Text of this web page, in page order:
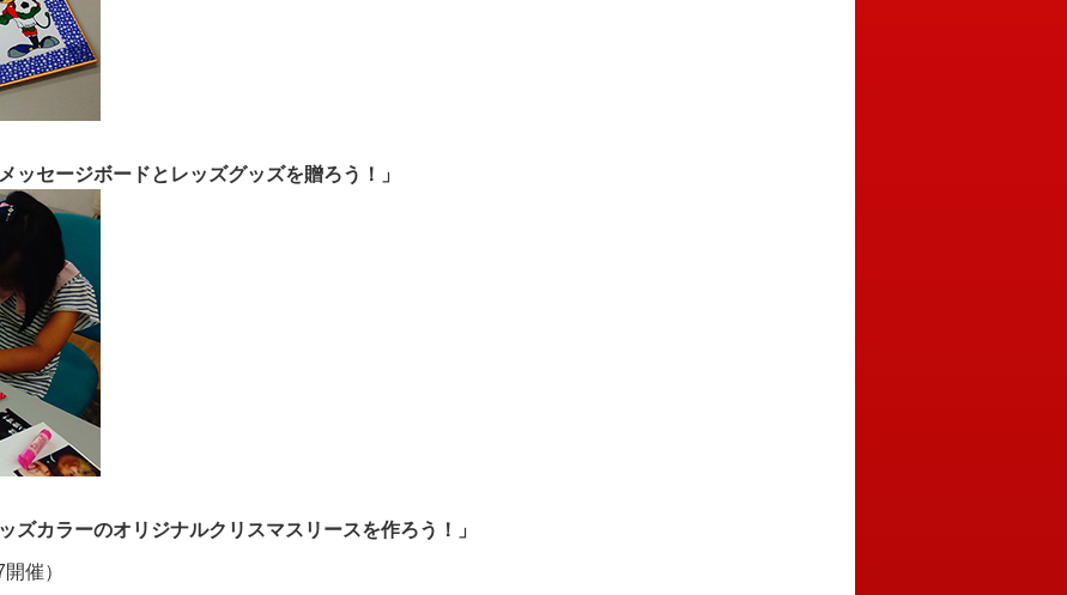
ッセージボードとレッズグッズを贈ろう！」
ズカラーのオリジナルクリスマスリースを作ろう！」
催）